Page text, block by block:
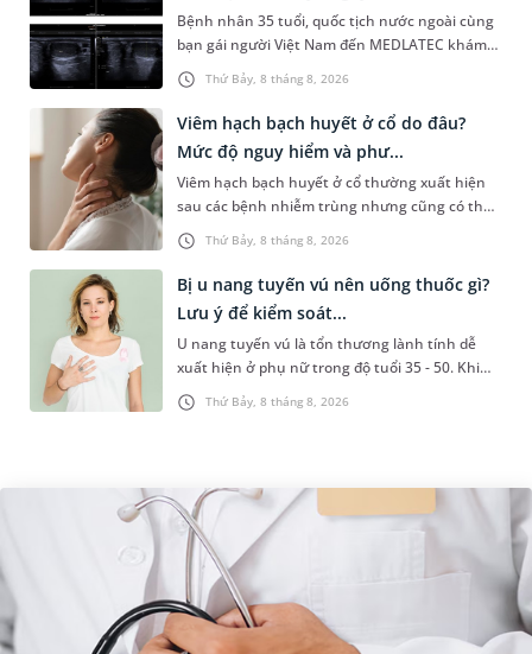
Thứ Bảy, 8 tháng 8, 2026
Bệnh nhân 35 tuổi, quốc tịch nước ngoài cùng
bạn gái người Việt Nam đến MEDLATEC khám
sức khỏe tiền hôn nhân. Qua thăm khám và
làm các xét nghiệm chuyên sâu,...
Thứ Bảy, 8 tháng 8, 2026
Viêm hạch bạch huyết ở cổ do đâu?
Mức độ nguy hiểm và phư...
Viêm hạch bạch huyết ở cổ thường xuất hiện
sau các bệnh nhiễm trùng nhưng cũng có thể
liên quan đến lao hạch hoặc ung thư. Để tìm
hiểu nguyên nhân gây viêm,...
Thứ Bảy, 8 tháng 8, 2026
Bị u nang tuyến vú nên uống thuốc gì?
Lưu ý để kiểm soát...
U nang tuyến vú là tổn thương lành tính dễ
xuất hiện ở phụ nữ trong độ tuổi 35 - 50. Khi
được chẩn đoán mắc bệnh, nhiều người
thường băn khoăn u nang tuyến v...